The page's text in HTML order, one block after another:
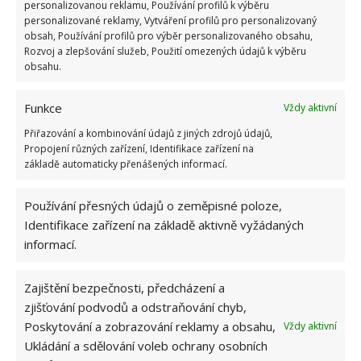
personalizovanou reklamu, Používání profilů k výběru
personalizované reklamy, Vytváření profilů pro personalizovaný
obsah, Používání profilů pro výběr personalizovaného obsahu,
Rozvoj a zlepšování služeb, Použití omezených údajů k výběru
obsahu.
Funkce
Vždy aktivní
Přiřazování a kombinování údajů z jiných zdrojů údajů,
Propojení různých zařízení, Identifikace zařízení na
základě automaticky přenášených informací.
Používání přesných údajů o zeměpisné poloze,
Identifikace zařízení na základě aktivně vyžádaných
informací.
Zajištění bezpečnosti, předcházení a
zjišťování podvodů a odstraňování chyb,
Poskytování a zobrazování reklamy a obsahu,
Ukládání a sdělování voleb ochrany osobních
Vždy aktivní
Můžete také projít své staré věci a vymyslet vhodný
způsob jejich recyklace jako jarní dekorace.
Zdroj:Deccoria